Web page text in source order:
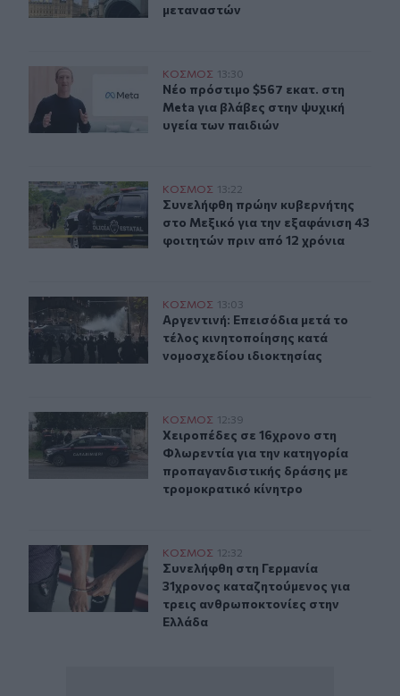
μεταναστών
Νέο πρόστιμο $567 εκατ. στη Meta για βλάβες στην
ΚΟΣΜΟΣ 13:30
Νέο πρόστιμο $567 εκατ. στη Meta
Νέο πρόστιμο $567 εκατ. στη
Meta για βλάβες στην ψυχική
υγεία των παιδιών
Συνελήφθη πρώην κυβερνήτης στο Μεξικό για την
ΚΟΣΜΟΣ 13:22
Συνελήφθη πρώην κυβερνήτης στο
Συνελήφθη πρώην κυβερνήτης
στο Μεξικό για την εξαφάνιση 43
φοιτητών πριν από 12 χρόνια
Αργεντινή: Επεισόδια μετά το τέλος κινητοποίησης
ΚΟΣΜΟΣ 13:03
Αργεντινή: Επεισόδια μετά το
Αργεντινή: Επεισόδια μετά το
τέλος κινητοποίησης κατά
νομοσχεδίου ιδιοκτησίας
Xειροπέδες σε 16χρονο στη Φλωρεντία για την
ΚΟΣΜΟΣ 12:39
Xειροπέδες σε 16χρονο στη
Xειροπέδες σε 16χρονο στη
Φλωρεντία για την κατηγορία
προπαγανδιστικής δράσης με
τρομοκρατικό κίνητρο
Συνελήφθη στη Γερμανία 31χρονος καταζητούμενος
ΚΟΣΜΟΣ 12:32
Συνελήφθη στη Γερμανία 31χρονος
Συνελήφθη στη Γερμανία
31χρονος καταζητούμενος για
τρεις ανθρωποκτονίες στην
Ελλάδα